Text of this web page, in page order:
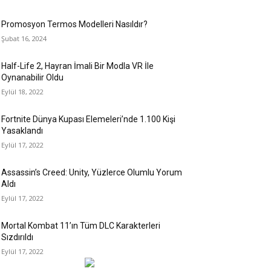
Promosyon Termos Modelleri Nasıldır?
Şubat 16, 2024
Half-Life 2, Hayran İmali Bir Modla VR İle
Oynanabilir Oldu
Eylül 18, 2022
Fortnite Dünya Kupası Elemeleri’nde 1.100 Kişi
Yasaklandı
Eylül 17, 2022
Assassin’s Creed: Unity, Yüzlerce Olumlu Yorum
Aldı
Eylül 17, 2022
Mortal Kombat 11’ın Tüm DLC Karakterleri
Sızdırıldı
Eylül 17, 2022